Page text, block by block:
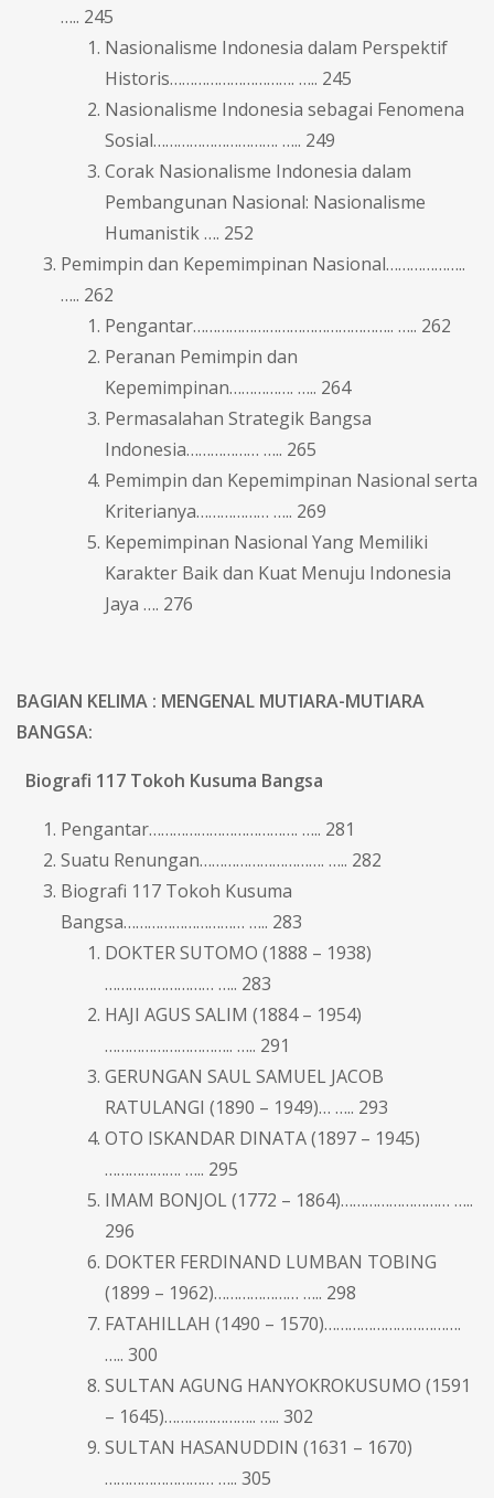
….. 245
Nasionalisme Indonesia dalam Perspektif
Historis…………………………. ….. 245
Nasionalisme Indonesia sebagai Fenomena
Sosial…………………………. ….. 249
Corak Nasionalisme Indonesia dalam
Pembangunan Nasional: Nasionalisme
Humanistik …. 252
Pemimpin dan Kepemimpinan Nasional………………..
….. 262
Pengantar………………………………………….. ….. 262
Peranan Pemimpin dan
Kepemimpinan……………. ….. 264
Permasalahan Strategik Bangsa
Indonesia……………… ….. 265
Pemimpin dan Kepemimpinan Nasional serta
Kriterianya……………… ….. 269
Kepemimpinan Nasional Yang Memiliki
Karakter Baik dan Kuat Menuju Indonesia
Jaya …. 276
BAGIAN KELIMA : MENGENAL MUTIARA-MUTIARA
BANGSA:
Biografi 117 Tokoh Kusuma Bangsa
Pengantar………………………………. ….. 281
Suatu Renungan…………………………. ….. 282
Biografi 117 Tokoh Kusuma
Bangsa………………………… ….. 283
DOKTER SUTOMO (1888 – 1938)
……………………… ….. 283
HAJI AGUS SALIM (1884 – 1954)
………………………….. ….. 291
GERUNGAN SAUL SAMUEL JACOB
RATULANGI (1890 – 1949)… ….. 293
OTO ISKANDAR DINATA (1897 – 1945)
………………. ….. 295
IMAM BONJOL (1772 – 1864)……………………… …..
296
DOKTER FERDINAND LUMBAN TOBING
(1899 – 1962)………………… ….. 298
FATAHILLAH (1490 – 1570)…………………………….
….. 300
SULTAN AGUNG HANYOKROKUSUMO (1591
– 1645)………………….. ….. 302
SULTAN HASANUDDIN (1631 – 1670)
……………………… ….. 305